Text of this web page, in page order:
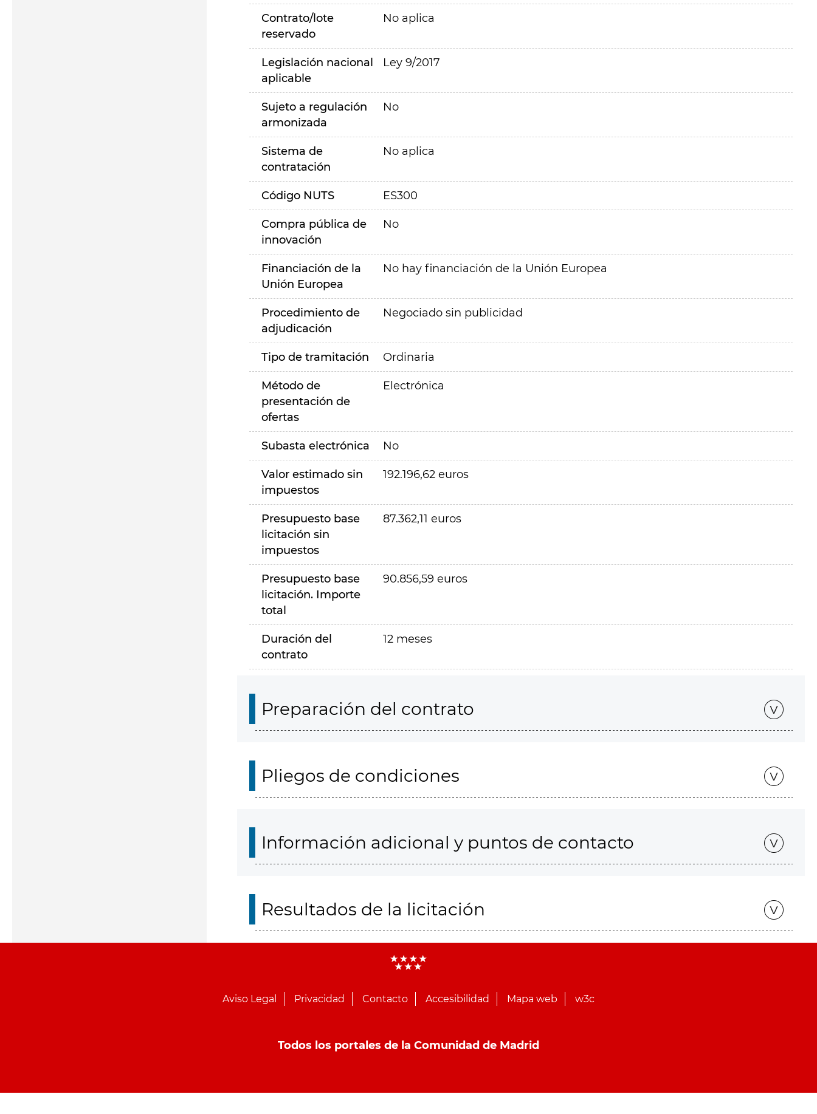
Contrato/lote
reservado
No aplica
Legislación nacional
aplicable
Ley 9/2017
Sujeto a regulación
armonizada
No
Sistema de
contratación
No aplica
Código NUTS ES300
Compra pública de
innovación
No
Financiación de la
Unión Europea
No hay financiación de la Unión Europea
Procedimiento de
adjudicación
Negociado sin publicidad
Tipo de tramitación Ordinaria
Método de
presentación de
ofertas
Electrónica
Subasta electrónica No
Valor estimado sin
impuestos
192.196,62 euros
Presupuesto base
licitación sin
impuestos
87.362,11 euros
Presupuesto base
licitación. Importe
total
90.856,59 euros
Duración del
contrato
12 meses
Preparación del contrato
Pliegos de condiciones
Información adicional y puntos de contacto
Resultados de la licitación
Aviso Legal Privacidad Contacto Accesibilidad Mapa web w3c
Todos los portales de la Comunidad de Madrid